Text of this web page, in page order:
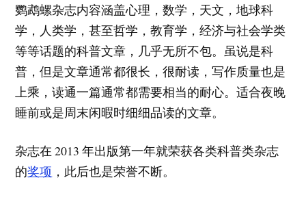
鹦鹉螺杂志内容涵盖心理，数学，天文，地球科
学，人类学，甚至哲学，教育学，经济与社会学类
等等话题的科普文章，几乎无所不包。虽说是科
普，但是文章通常都很长，很耐读，写作质量也是
上乘，读通一篇通常都需要相当的耐心。适合夜晚
睡前或是周末闲暇时细细品读的文章。
杂志在 2013 年出版第一年就荣获各类科普类杂志
的奖项 ，此后也是荣誉不断。